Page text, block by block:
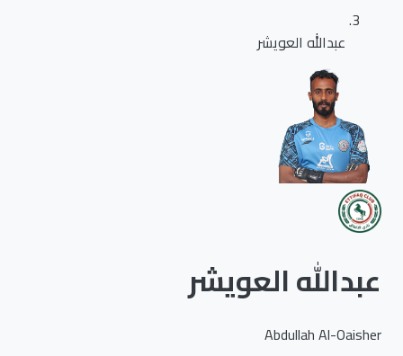
عبدالله العويشر
عبدالله العويشر
Abdullah Al-Oaisher